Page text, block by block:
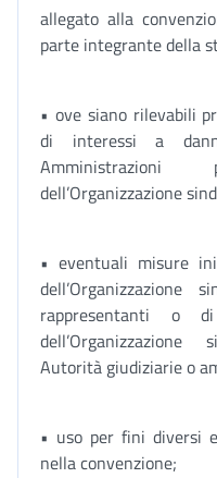
allegato alla
parte integrante della
• ove siano rilevabili
di interessi a
dell’Organizzazione
• eventuali misure
rappresentanti o
Autorità giudiziarie o
• uso per fini diversi
nella convenzione;